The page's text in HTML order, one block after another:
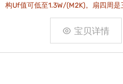
构Uf值可低至1.3W/(M2K)。扇四周是
构，采用高品质EPDM胶条，实现气
宝贝详情